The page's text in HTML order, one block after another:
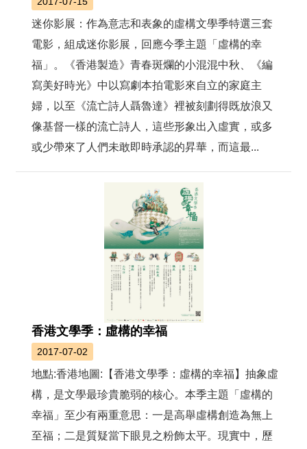
迷你影展：作為意志和表象的虛構文學季特選三套
電影，組成迷你影展，回應今季主題「虛構的幸
福」。《香港製造》青春斑爛的小混混中秋、《編
寫美好時光》中以寫劇本拍電影來自立的家庭主
婦，以至《流亡詩人聶魯達》裡被刻劃得既放浪又
像基督一樣的流亡詩人，這些形象出入虛實，或多
或少帶來了人們未敢即時承認的昇華，而這最...
香港文學季：虛構的幸福
2017-07-02
地點:香港地圖:【香港文學季：虛構的幸福】抽象虛
構，是文學最珍貴脆弱的核心。本季主題「虛構的
幸福」至少有兩重意思：一是高舉虛構創造為無上
至福；二是質疑當下眼見之粉飾太平。現實中，歷